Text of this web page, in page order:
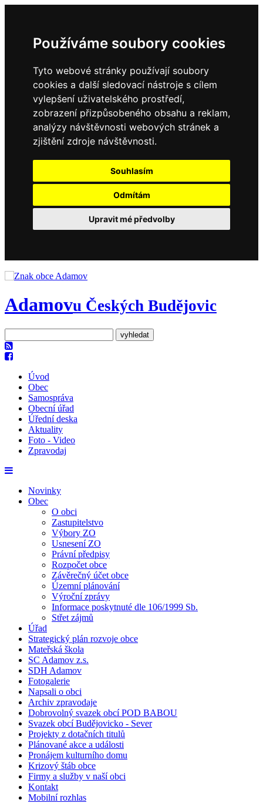
Používáme soubory cookies
Tyto webové stránky používají soubory
cookies a další sledovací nástroje s cílem
vylepšení uživatelského prostředí,
zobrazení přizpůsobeného obsahu a reklam,
analýzy návštěvnosti webových stránek a
zjištění zdroje návštěvnosti.
Souhlasím
Odmítám
Upravit mé předvolby
Adamovu Českých Budějovic
Úvod
Obec
Samospráva
Obecní úřad
Úřední deska
Aktuality
Foto - Video
Zpravodaj
Novinky
Obec
O obci
Zastupitelstvo
Výbory ZO
Usnesení ZO
Právní předpisy
Rozpočet obce
Závěrečný účet obce
Územní plánování
Výroční zprávy
Informace poskytnuté dle 106/1999 Sb.
Střet zájmů
Úřad
Strategický plán rozvoje obce
Mateřská škola
SC Adamov z.s.
SDH Adamov
Fotogalerie
Napsali o obci
Archiv zpravodaje
Dobrovolný svazek obcí POD BABOU
Svazek obcí Budějovicko - Sever
Projekty z dotačních titulů
Plánované akce a události
Pronájem kulturního domu
Krizový štáb obce
Firmy a služby v naší obci
Kontakt
Mobilní rozhlas